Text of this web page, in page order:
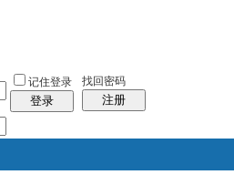
记住登录
登录
找回密码
注册